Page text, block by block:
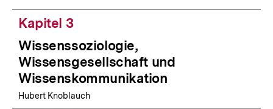
Kapitel 3
Wissenssoziologie,
Wissensgesellschaft und
Wissenskommunikation
Hubert Knoblauch